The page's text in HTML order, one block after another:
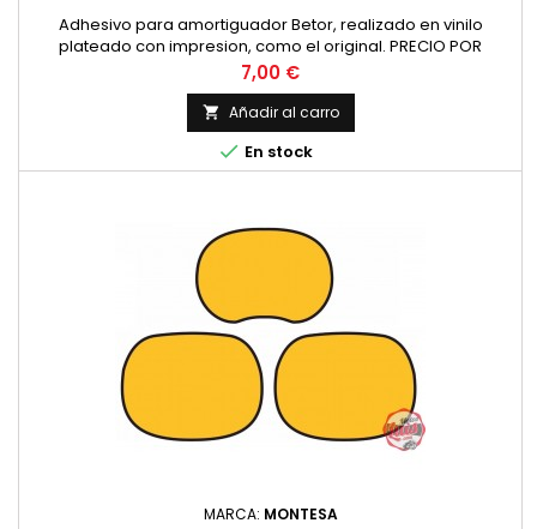
Adhesivo para amortiguador Betor, realizado en vinilo
plateado con impresion, como el original. PRECIO POR
PAREJA
Precio
7,00 €
 Añadir al carro
 En stock
MARCA: MONTESA